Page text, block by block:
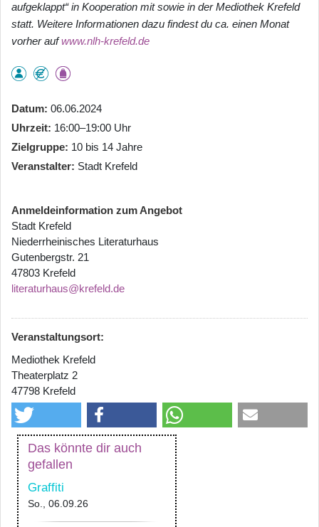
aufgeklappt“ in Kooperation mit sowie in der Mediothek Krefeld
statt. Weitere Informationen dazu findest du ca. einen Monat
vorher aufwww.nlh-krefeld.de
Datum 06.06.2024
Uhrzeit 16:00–19:00 Uhr
Zielgruppe 10 bis 14 Jahre
Veranstalter Stadt Krefeld
Anmeldeinformation zum Angebot
Stadt Krefeld
Niederrheinisches Literaturhaus
Gutenbergstr. 21
47803 Krefeld
literaturhaus@krefeld.de
Veranstaltungsort:
Mediothek Krefeld
Theaterplatz 2
47798 Krefeld
Das könnte dir auch
gefallen
Graffiti
So., 06.09.26